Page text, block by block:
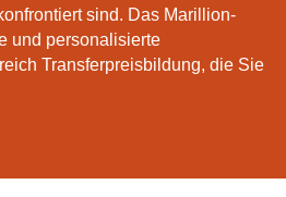
sind. Das Marillion-
und personalisierte
Transferpreisbildung, die Sie